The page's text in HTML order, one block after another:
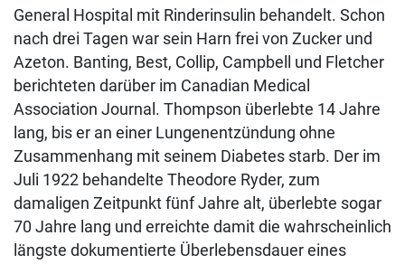
General Hospital mit Rinderinsulin behandelt. Schon
nach drei Tagen war sein Harn frei von Zucker und
Azeton. Banting, Best, Collip, Campbell und Fletcher
berichteten darüber im Canadian Medical
Association Journal. Thompson überlebte 14 Jahre
lang, bis er an einer Lungenentzündung ohne
Zusammenhang mit seinem Diabetes starb. Der im
Juli 1922 behandelte Theodore Ryder, zum
damaligen Zeitpunkt fünf Jahre alt, überlebte sogar
70 Jahre lang und erreichte damit die wahrscheinlich
längste dokumentierte Überlebensdauer eines